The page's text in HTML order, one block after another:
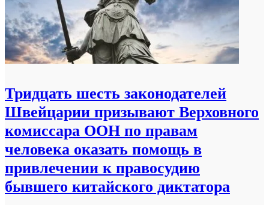
Тридцать шесть законодателей
Швейцарии призывают Верховного
комиссара ООН по правам
человека оказать помощь в
привлечении к правосудию
бывшего китайского диктатора